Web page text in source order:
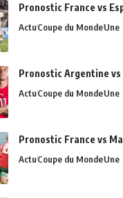
Pronostic France vs
ActuCoupe du MondeUne
Pronostic Argentine vs
ActuCoupe du MondeUne
Pronostic France vs
ActuCoupe du MondeUne